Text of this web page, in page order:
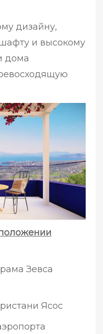
дизайну,
и высокому
дома
Зевса
Ясос